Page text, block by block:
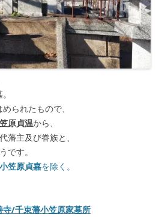
られたもので、
原貞温から、
藩主及び眷族と、
です。
小笠原貞嘉を除く。
/千束藩小笠原家墓所